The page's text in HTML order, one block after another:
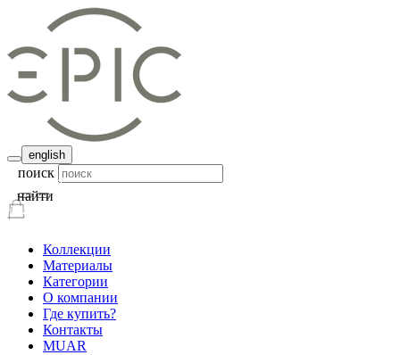
english
поиск
Коллекции
Материалы
Категории
О компании
Где купить?
Контакты
MUAR
найти